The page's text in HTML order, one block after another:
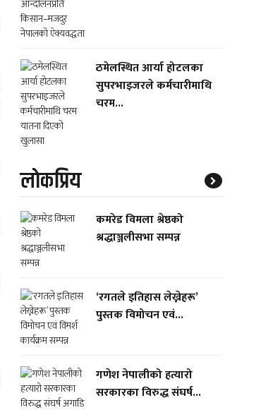
ठमेलस्थित आर्या होटलका
सुपरभाइजरले कर्मचारीमाथि
चरम...
लाेकप्रिय
कमरेड विमला श्रेष्ठको
श्रद्धाञ्जलीसभा सम्पन्न
‘रगतले इतिहास लेख्नेहरू’
पुस्तक विमोचन एवं...
गणेश नेपालीको हत्यारो
सरकारका विरुद्ध संघर्ष...